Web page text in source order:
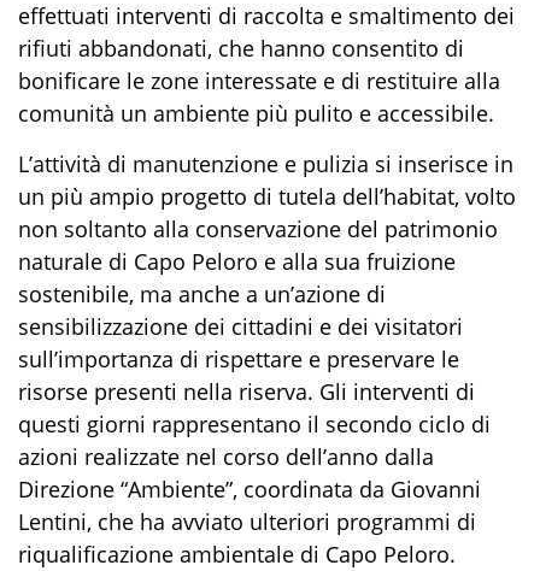
effettuati interventi di raccolta e smaltimento dei
rifiuti abbandonati, che hanno consentito di
bonificare le zone interessate e di restituire alla
comunità un ambiente più pulito e accessibile.
L’attività di manutenzione e pulizia si inserisce in
un più ampio progetto di tutela dell’habitat, volto
non soltanto alla conservazione del patrimonio
naturale di Capo Peloro e alla sua fruizione
sostenibile, ma anche a un’azione di
sensibilizzazione dei cittadini e dei visitatori
sull’importanza di rispettare e preservare le
risorse presenti nella riserva. Gli interventi di
questi giorni rappresentano il secondo ciclo di
azioni realizzate nel corso dell’anno dalla
Direzione “Ambiente”, coordinata da Giovanni
Lentini, che ha avviato ulteriori programmi di
riqualificazione ambientale di Capo Peloro.